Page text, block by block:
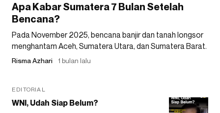
Apa Kabar Sumatera 7 Bulan Setelah
Bencana?
Pada November 2025, bencana banjir dan tanah longsor
menghantam Aceh, Sumatera Utara, dan Sumatera Barat.
Risma Azhari 1 bulan lalu
EDITORIAL
WNI, Udah Siap Belum?